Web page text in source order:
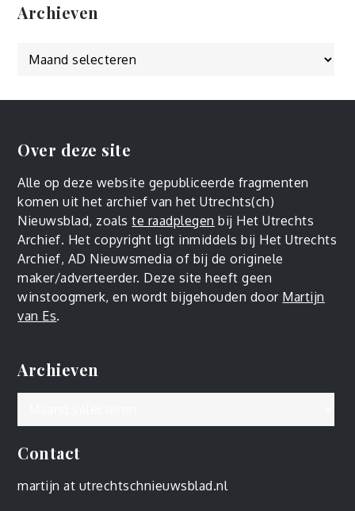
Archieven
Over deze site
Alle op deze website gepubliceerde fragmenten
komen uit het archief van het Utrechts(ch)
Nieuwsblad, zoalste raadplegen bij Het Utrechts
Archief. Het copyright ligt inmiddels bij Het Utrechts
Archief, AD Nieuwsmedia of bij de originele
maker/adverteerder. Deze site heeft geen
winstoogmerk, en wordt bijgehouden door Martijn
van Es.
Archieven
Contact
martijn at utrechtschnieuwsblad.nl